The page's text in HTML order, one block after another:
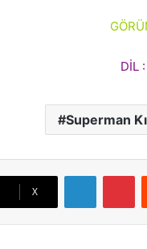
DİL :
Superman
X
LinkedIn